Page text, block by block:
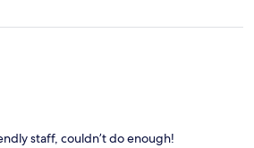
staff, couldn’t do enough!